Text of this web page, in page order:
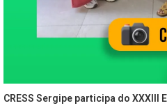
CRESS Sergipe participa do